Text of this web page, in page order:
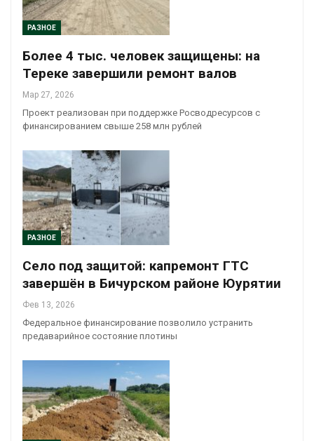
РАЗНОЕ
Более 4 тыс. человек защищены: на
Тереке завершили ремонт валов
Мар 27, 2026
Проект реализован при поддержке Росводресурсов с
финансированием свыше 258 млн рублей
РАЗНОЕ
Село под защитой: капремонт ГТС
завершён в Бичурском районе Юурятии
Фев 13, 2026
Федеральное финансирование позволило устранить
предаварийное состояние плотины